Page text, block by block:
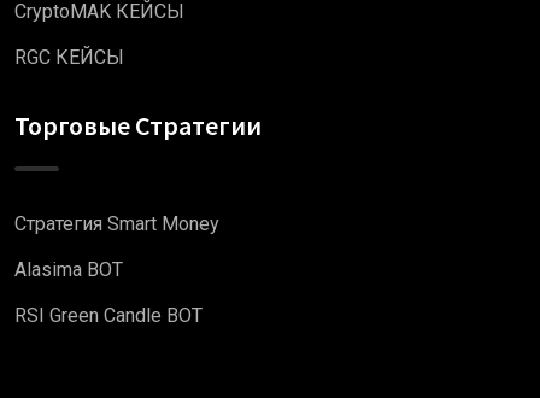
CryptoMAK КЕЙСЫ
RGC КЕЙСЫ
Торговые Стратегии
Стратегия Smart Money
Alasima BOT
RSI Green Candle BOT